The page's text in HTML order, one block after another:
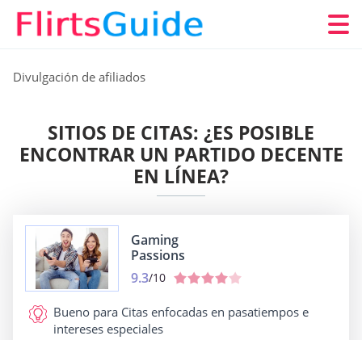
Divulgación de afiliados
SITIOS DE CITAS: ¿ES POSIBLE
ENCONTRAR UN PARTIDO DECENTE
EN LÍNEA?
Gaming
Passions
9.3/10
Bueno para Citas enfocadas en pasatiempos e
intereses especiales